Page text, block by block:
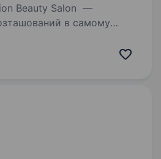
Beauty Salon —
в самому
розширюємо сферу